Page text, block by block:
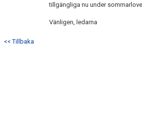
tillgängliga nu under
Vänligen, ledarna
<< Tillbaka